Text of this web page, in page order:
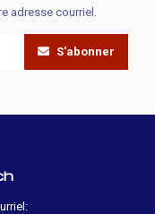
adresse courriel.
S'abonner